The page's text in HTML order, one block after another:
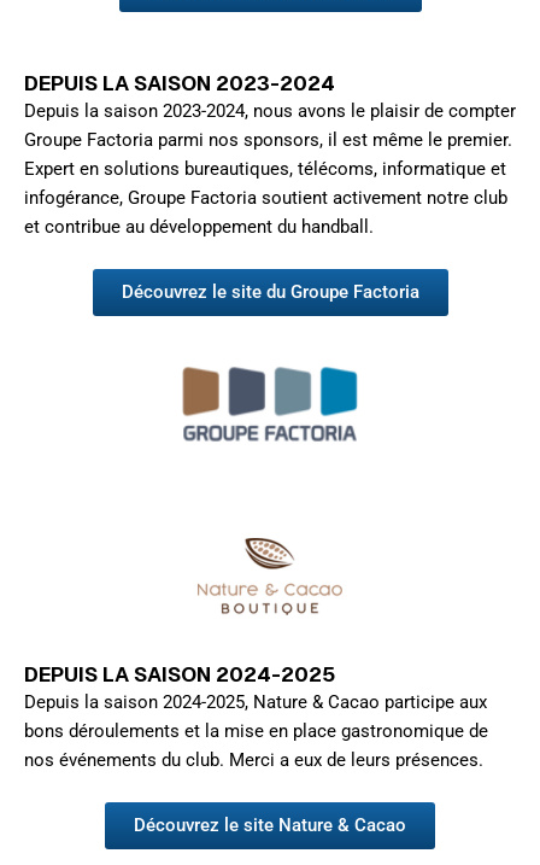
DEPUIS LA SAISON 2023-2024
Depuis la saison 2023-2024, nous avons le plaisir de compter
Groupe Factoria parmi nos sponsors, il est même le premier.
Expert en solutions bureautiques, télécoms, informatique et
infogérance, Groupe Factoria soutient activement notre club
et contribue au développement du handball.
Découvrez le site du Groupe Factoria
DEPUIS LA SAISON 2024-2025
Depuis la saison 2024-2025, Nature & Cacao participe aux
bons déroulements et la mise en place gastronomique de
nos événements du club. Merci a eux de leurs présences.
Découvrez le site Nature & Cacao